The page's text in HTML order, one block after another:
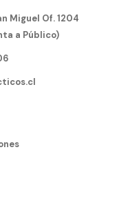
Miguel Of. 1204
a Público)